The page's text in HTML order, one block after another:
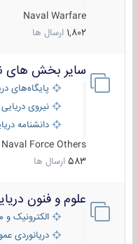
Naval Warfare
1,802 ارسال ها
سایر بخش های
پایگاه‌های
نیروی دریایی
دانشنامه
Naval Force Others
583 ارسال ها
علوم و فنون دریایی
الکترونیک و
دریانوردی